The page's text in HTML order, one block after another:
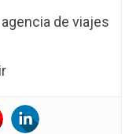
de viajes